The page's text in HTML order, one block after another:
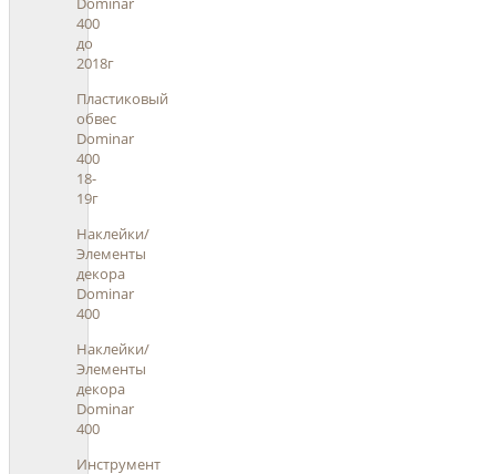
400
до
2018г
Пластиковый
обвес
Dominar
400
18-
19г
Наклейки/
Элементы
декора
Dominar
400
Наклейки/
Элементы
декора
Dominar
400
Инструмент